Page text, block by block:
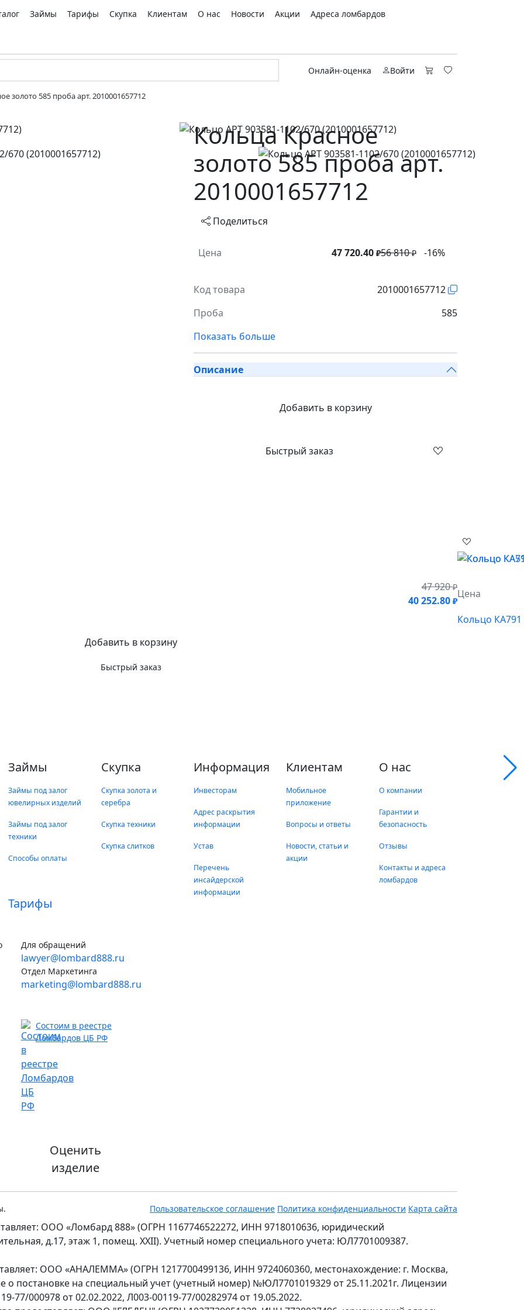
Займы Тарифы Скупка Клиентам О нас Новости Акции
Адреса ломбардов
Онлайн-оценка Войти
золото 585 проба арт. 2010001657712
Кольца Красное
золото 585 проба арт.
2010001657712
Поделиться
Цена 47 720.40 ₽56 810₽ -16%
Код товара
2010001657712
Проба
585
Показать больше
Описание
Добавить в корзину
Быстрый заказ
47 920₽
40 252.80 ₽
Добавить в корзину
Быстрый заказ
Цена
Кольцо КА791
Займы
Займы под залог
ювелирных изделий
Займы под залог
техники
Способы оплаты
Тарифы
Скупка
Скупка золота и
серебра
Скупка техники
Скупка слитков
Информация
Инвесторам
Адрес раскрытия
информации
Устав
Перечень
инсайдерской
информации
Клиентам
Мобильное
приложение
Вопросы и ответы
Новости, статьи и
акции
О нас
О компании
Гарантии и
безопасность
Отзывы
Контакты и адреса
ломбардов
Для обращений
lawyer@lombard888.ru
Отдел Маркетинга
marketing@lombard888.ru
Состоим в реестре
Ломбардов ЦБ РФ
Оценить
изделие
Пользовательское соглашение Политика конфиденциальности Карта сайта
ООО «Ломбард 888» (ОГРН 1167746522272, ИНН 9718010636, юридический
д.17, этаж 1, помещ. XXII). Учетный номер специального учета: ЮЛ7701009387.
ООО «АНАЛЕММА» (ОГРН 1217700499136, ИНН 9724060360, местонахождение: г. Москва,
о постановке на специальный учет (учетный номер) №ЮЛ7701019329 от 25.11.2021г. Лицензии
77/000978 от 02.02.2022, Л003-00119-77/00282974 от 19.05.2022.